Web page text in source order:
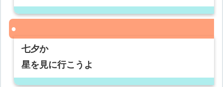
七夕か
星を見に行こうよ